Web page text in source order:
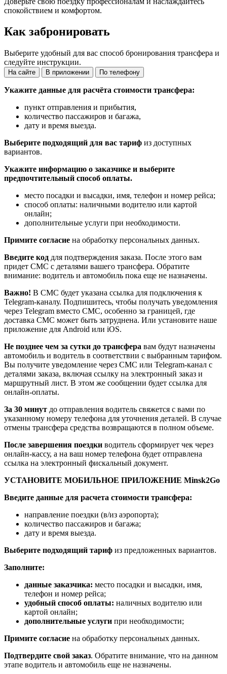
спокойствием и комфортом.
Как забронировать
Выберите удобный для вас способ бронирования трансфера и
следуйте инструкции.
На сайте В приложении По телефону
Укажите данные для расчёта стоимости трансфера:
пункт отправления и прибытия,
количество пассажиров и багажа,
дату и время выезда.
Выберите подходящий для вас тариф из доступных
вариантов.
Укажите информацию о заказчике и выберите
предпочтительный способ оплаты.
место посадки и высадки, имя, телефон и номер рейса;
способ оплаты: наличными водителю или картой
онлайн;
дополнительные услуги при необходимости.
Примите согласие на обработку персональных данных.
Введите код для подтверждения заказа. После этого вам
придет СМС с деталями вашего трансфера. Обратите
внимание: водитель и автомобиль пока еще не назначены.
Важно! В СМС будет указана ссылка для подключения к
Telegram-каналу. Подпишитесь, чтобы получать уведомления
через Telegram вместо СМС, особенно за границей, где
доставка СМС может быть затруднена. Или установите наше
приложение для Android или iOS.
Не позднее чем за сутки до трансфера вам будут назначены
автомобиль и водитель в соответствии с выбранным тарифом.
Вы получите уведомление через СМС или Telegram-канал с
деталями заказа, включая ссылку на электронный заказ и
маршрутный лист. В этом же сообщении будет ссылка для
онлайн-оплаты.
За 30 минут до отправления водитель свяжется с вами по
указанному номеру телефона для уточнения деталей. В случае
отмены трансфера средства возвращаются в полном объеме.
После завершения поездки водитель сформирует чек через
онлайн-кассу, а на ваш номер телефона будет отправлена
ссылка на электронный фискальный документ.
УСТАНОВИТЕ МОБИЛЬНОЕ ПРИЛОЖЕНИЕ Minsk2Go
Введите данные для расчета стоимости трансфера:
направление поездки (в/из аэропорта);
количество пассажиров и багажа;
дату и время выезда.
Выберите подходящий тариф из предложенных вариантов.
Заполните:
данные заказчика: место посадки и высадки, имя,
телефон и номер рейса;
удобный способ оплаты: наличных водителю или
картой онлайн;
дополнительные услуги при необходимости;
Примите согласие на обработку персональных данных.
Подтвердите свой заказ. Обратите внимание, что на данном
этапе водитель и автомобиль еще не назначены.